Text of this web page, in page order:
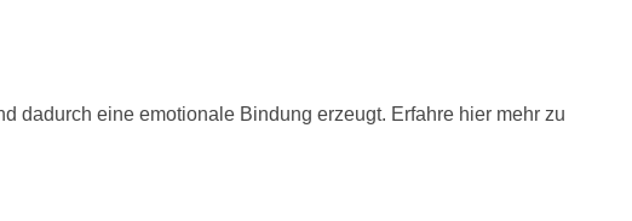
dadurch eine emotionale Bindung erzeugt. Erfahre hier mehr zu